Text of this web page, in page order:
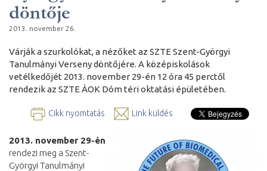
döntője
2013. november 26.
Várják a szurkolókat, a nézőket az SZTE Szent-Györgyi
Tanulmányi Verseny döntőjére. A középiskolások
vetélkedőjét 2013. november 29-én 12 óra 45 perctől
rendezik az SZTE ÁOK Dóm téri oktatási épületében.
Cikk nyomtatás Link küldés
2013. november 29-én
rendezi meg a Szent-
Györgyi Tanulmányi